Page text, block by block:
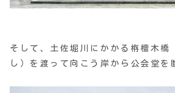
そして、土佐堀川にかかる栴檀木橋
し）を渡って向こう岸から公会堂を